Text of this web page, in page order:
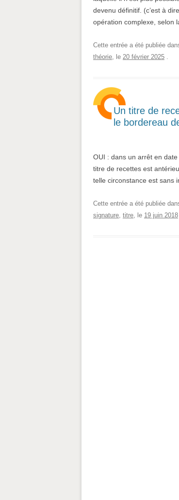
devenu définitif. (c’est à
opération complexe, selon
Cette entrée a été publiée
théorie, le 20 février 2025 .
Un titre de
le bordereau
OUI : dans un arrêt en
titre de recettes est
telle circonstance est sans
Cette entrée a été publiée
signature titre , le 19 juin 2018